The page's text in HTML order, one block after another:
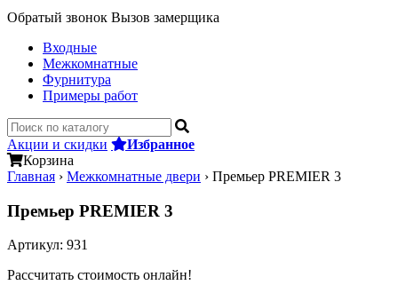
Обратый звонок Вызов замерщика
Входные
Межкомнатные
Фурнитура
Примеры работ
Акции и скидки Избранное
Корзина
Главная › Межкомнатные двери › Премьер PREMIER 3
Премьер PREMIER 3
Артикул: 931
Рассчитать стоимость онлайн!